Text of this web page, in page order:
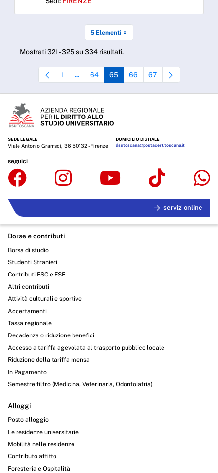
5 Elementi
Mostrati 321 - 325 su 334 risultati.
Pagina
1 ...Pagine intermedie Use TAB to navigate.
Pagina
64 Pagina
65 Pagina
66 Pagina
67
SEDE LEGALE
Viale Antonio Gramsci, 36 50132 - Firenze
DOMICILIO DIGITALE
dsutoscana@postacert.toscana.it
seguici
servizi online
Borse e contributi
Borsa di studio
Studenti Stranieri
Contributi FSC e FSE
Altri contributi
Attività culturali e sportive
Accertamenti
Tassa regionale
Decadenza o riduzione benefici
Accesso a tariffa agevolata al trasporto pubblico locale
Riduzione della tariffa mensa
In Pagamento
Semestre filtro (Medicina, Veterinaria, Odontoiatria)
Alloggi
Posto alloggio
Le residenze universitarie
Mobilità nelle residenze
Contributo affitto
Foresteria e Ospitalità